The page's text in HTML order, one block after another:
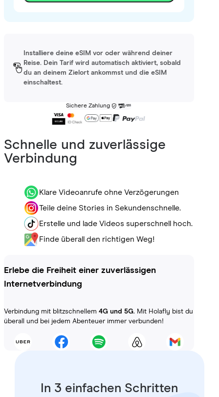
Installiere deine eSIM vor oder während deiner
Reise. Dein Tarif wird automatisch aktiviert, sobald
du an deinem Zielort ankommst und die eSIM
einschaltest.
Sichere Zahlung
Schnelle und zuverlässige
Verbindung
Klare Videoanrufe ohne Verzögerungen
Teile deine Stories in Sekundenschnelle.
Erstelle und lade Videos superschnell hoch.
Finde überall den richtigen Weg!
Erlebe die Freiheit einer zuverlässigen
Internetverbindung
Verbindung mit blitzschnellem 4G und 5G. Mit Holafly bist du
überall und bei jedem Abenteuer immer verbunden!
In 3 einfachen Schritten